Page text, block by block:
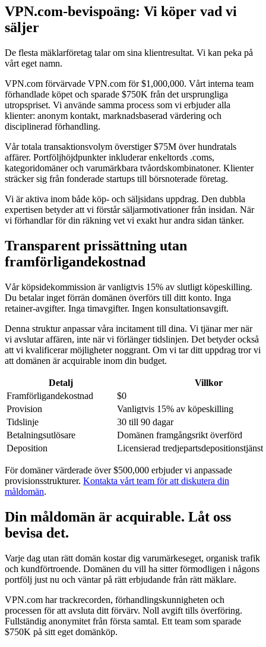
VPN.com-bevispoäng: Vi köper vad vi
säljer
De flesta mäklarföretag talar om sina klientresultat. Vi kan peka på
vårt eget namn.
VPN.com förvärvade VPN.com för $1,000,000. Vårt interna team
förhandlade köpet och sparade $750K från det ursprungliga
utropspriset. Vi använde samma process som vi erbjuder alla
klienter: anonym kontakt, marknadsbaserad värdering och
disciplinerad förhandling.
Vår totala transaktionsvolym överstiger $75M över hundratals
affärer. Portföljhöjdpunkter inkluderar enkeltords .coms,
kategoridomäner och varumärkbara tvåordskombinatoner. Klienter
sträcker sig från fonderade startups till börsnoterade företag.
Vi är aktiva inom både köp- och säljsidans uppdrag. Den dubbla
expertisen betyder att vi förstår säljarmotivationer från insidan. När
vi förhandlar för din räkning vet vi exakt hur andra sidan tänker.
Transparent prissättning utan
framförligandekostnad
Vår köpsidekommission är vanligtvis 15% av slutligt köpeskilling.
Du betalar inget förrän domänen överförs till ditt konto. Inga
retainer-avgifter. Inga timavgifter. Ingen konsultationsavgift.
Denna struktur anpassar våra incitament till dina. Vi tjänar mer när
vi avslutar affären, inte när vi förlänger tidslinjen. Det betyder också
att vi kvalificerar möjligheter noggrant. Om vi tar ditt uppdrag tror vi
att domänen är acquirable inom din budget.
Detalj
Villkor
Framförligandekostnad
$0
Provision
Vanligtvis 15% av köpeskilling
Tidslinje
30 till 90 dagar
Betalningsutlösare
Domänen framgångsrikt överförd
Deposition
Licensierad tredjepartsdepositionstjänst
För domäner värderade över $500,000 erbjuder vi anpassade
provisionsstrukturer. Kontakta vårt team för att diskutera din
måldomän.
Din måldomän är acquirable. Låt oss
bevisa det.
Varje dag utan rätt domän kostar dig varumärkeseget, organisk trafik
och kundförtroende. Domänen du vill ha sitter förmodligen i någons
portfölj just nu och väntar på rätt erbjudande från rätt mäklare.
VPN.com har trackrecorden, förhandlingskunnigheten och
processen för att avsluta ditt förvärv. Noll avgift tills överföring.
Fullständig anonymitet från första samtal. Ett team som sparade
$750K på sitt eget domänköp.